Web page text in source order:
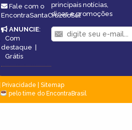
Fale com o
EncontraSantaCruzdoSul
ANUNCIE:
Com
destaque |
Grátis
principais notícias,
dicas e promoções
Privacidade
Sitemap
pelo time do EncontraBrasil